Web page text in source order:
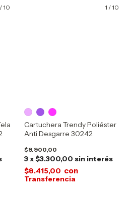
/10 1 /10
Cartuchera Trendy Poliéster
Anti Desgarre 30242
$9.900,00
3x$3.300,00 sin interés
$8.415,00 con